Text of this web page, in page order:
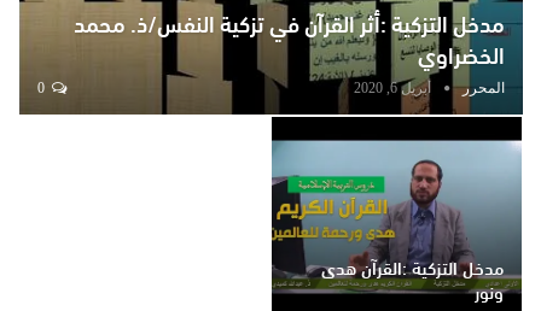
مدخل التزكية :أثر القرآن في تزكية النفس/ذ. محمد
الخضراوي
المحرر أبريل 6, 2020
مدخل التزكية :القرآن هدى
ونور